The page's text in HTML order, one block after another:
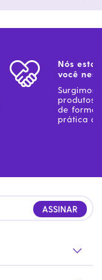
Nós
você
Surgimos
produtos
de forma
prática
ASSINAR